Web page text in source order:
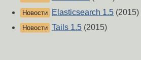
Новости Elasticsearch 1.5 (2015)
Новости Tails 1.5 (2015)